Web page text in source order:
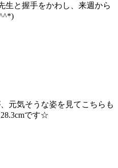
生と握手をかわし、来週から
元気そうな姿を見てこちらも
です☆